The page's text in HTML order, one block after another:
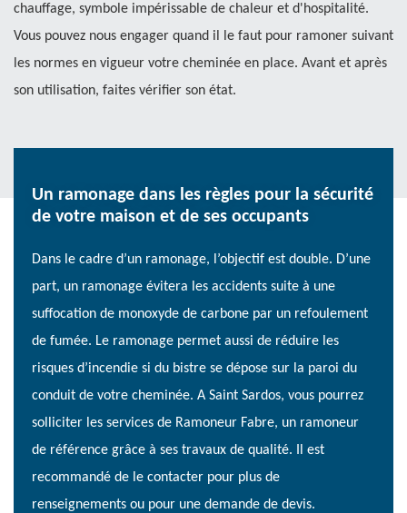
chauffage, symbole impérissable de chaleur et d'hospitalité.
Vous pouvez nous engager quand il le faut pour ramoner suivant
les normes en vigueur votre cheminée en place. Avant et après
son utilisation, faites vérifier son état.
Un ramonage dans les règles pour la sécurité
de votre maison et de ses occupants
Dans le cadre d’un ramonage, l’objectif est double. D’une
part, un ramonage évitera les accidents suite à une
suffocation de monoxyde de carbone par un refoulement
de fumée. Le ramonage permet aussi de réduire les
risques d’incendie si du bistre se dépose sur la paroi du
conduit de votre cheminée. A Saint Sardos, vous pourrez
solliciter les services de Ramoneur Fabre, un ramoneur
de référence grâce à ses travaux de qualité. Il est
recommandé de le contacter pour plus de
renseignements ou pour une demande de devis.